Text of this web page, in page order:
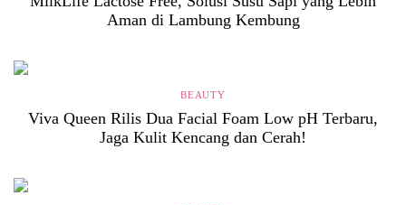
Aman di Lambung Kembung
BEAUTY
Viva Queen Rilis Dua Facial Foam Low pH Terbaru,
Jaga Kulit Kencang dan Cerah!